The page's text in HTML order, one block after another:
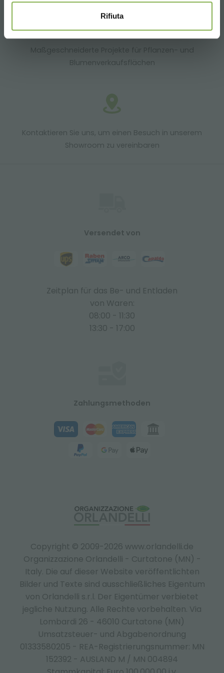
Rifiuta
Maßgeschneiderte Projekte für Pflanzen- und
Blumenverkaufsflächen
Kontaktieren Sie uns, um einen Besuch in unserem
Showroom zu vereinbaren
Copyright © 2009-2026 www.orlandelli.de
Organizzazione Orlandelli - Curtatone (MN) -
Italy. Die auf dieser Website veröffentlichten
Bilder und Texte sind ausschließliches Eigentum
von Orlandelli s.r.l. Der Eigentümer verbietet
jegliche Nutzung. Alle Rechte vorbehalten. Via
Lombardi 26 - 46010 Curtatone (MN)
Umsatzsteuer- und Abgabenordnung
01333580205 - REA-Registrierungsnummer: MN
152392 - AUSLAND M / MN 004894
Versendet von
Zeitplan für das Be- und Entladen
von Waren:
08:00 - 11:30
13:30 - 17:00
Zahlungsmethoden